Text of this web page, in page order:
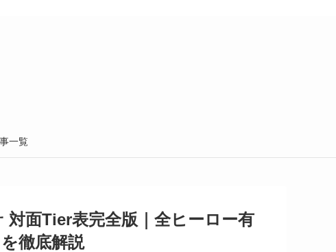
一覧
対面Tier表完全版｜全ヒーロー有
徹底解説